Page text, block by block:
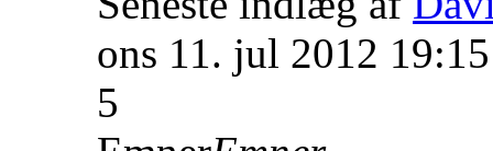
ons 11. jul 2012 19:15
5